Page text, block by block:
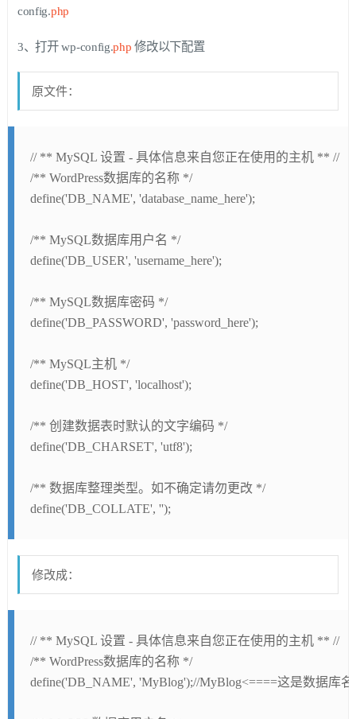
config.php
3、打开 wp-config.php 修改以下配置
原文件：
// ** MySQL 设置 - 具体信息来自您正在使用的主机 ** //
/** WordPress数据库的名称 */
define('DB_NAME', 'database_name_here');
/** MySQL数据库用户名 */
define('DB_USER', 'username_here');
/** MySQL数据库密码 */
define('DB_PASSWORD', 'password_here');
/** MySQL主机 */
define('DB_HOST', 'localhost');
/** 创建数据表时默认的文字编码 */
define('DB_CHARSET', 'utf8');
/** 数据库整理类型。如不确定请勿更改 */
define('DB_COLLATE', '');
修改成：
// ** MySQL 设置 - 具体信息来自您正在使用的主机 ** //
/** WordPress数据库的名称 */
define('DB_NAME', 'MyBlog');//MyBlog<====这是数据库